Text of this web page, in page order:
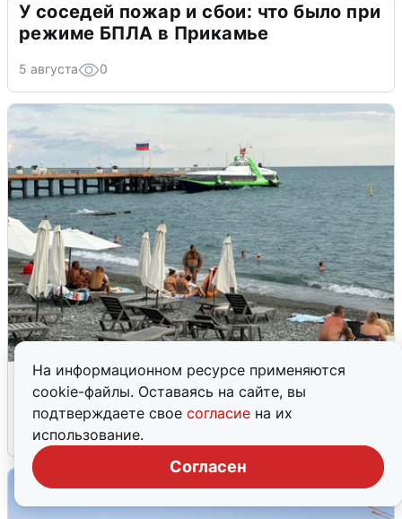
На информационном ресурсе применяются
cookie-файлы. Оставаясь на сайте, вы
подтверждаете свое согласие на их
использование.
Согласен
У соседей пожар и сбои: что было при
режиме БПЛА в Прикамье
5 августа 0
Жители и туристы Сочи рассказали
об атаке БПЛА 5 августа
5 августа 0